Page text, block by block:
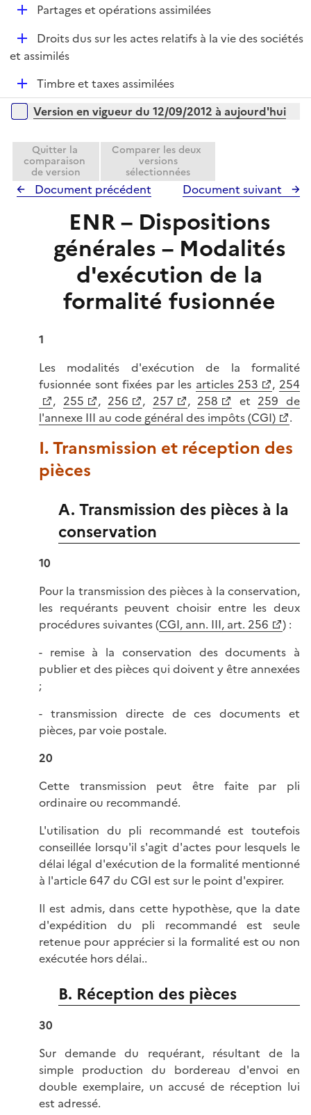
r
D
l
r
Partages et opérations assimilées
D
é
e
r
Droits dus sur les actes relatifs à la vie des sociétés
et assimilés
D
é
p
e
r
Timbre et taxes assimilées
Versions sur la période
Version en vigueur du 12/09/2012 à aujourd'hui
Quitter la
comparaison
de version
Comparer les deux
versions
sélectionnées
Document précédent Document suivant
ENR – Dispositions
générales – Modalités
d'exécution de la
formalité fusionnée
1
Les modalités d'exécution de la formalité
fusionnée sont fixées par les articles 253 , 254
, 255 , 256 , 257 , 258 et 259 de
l'annexe III au code général des impôts (CGI)
.
I. Transmission et réception des
pièces
A. Transmission des pièces à la
conservation
10
Pour la transmission des pièces à la conservation,
les requérants peuvent choisir entre les deux
procédures suivantes (CGI, ann. III, art. 256
) :
- remise à la conservation des documents à
publier et des pièces qui doivent y être annexées
;
- transmission directe de ces documents et
pièces, par voie postale.
20
Cette transmission peut être faite par pli
ordinaire ou recommandé.
L'utilisation du pli recommandé est toutefois
conseillée lorsqu'il s'agit d'actes pour lesquels le
délai légal d'exécution de la formalité mentionné
à l'article 647 du CGI est sur le point d'expirer.
Il est admis, dans cette hypothèse, que la date
d'expédition du pli recommandé est seule
retenue pour apprécier si la formalité est ou non
exécutée hors délai..
B. Réception des pièces
30
Sur demande du requérant, résultant de la
simple production du bordereau d'envoi en
double exemplaire, un accusé de réception lui
est adressé.